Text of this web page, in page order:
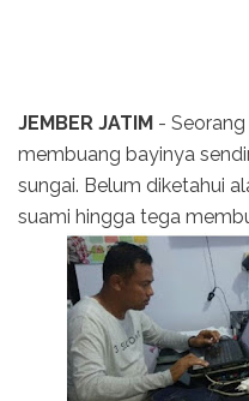
JEMBER JATIM -
membuang bayinya
sungai. Belum diketahui
suami hingga tega